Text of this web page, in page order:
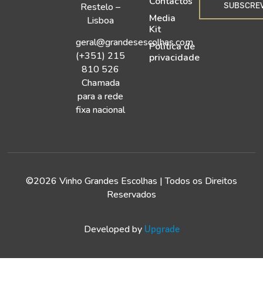
Restelo –
Lisboa
geral@grandesescolhas.com
(+351) 215
810 526
Chamada
para a rede
fixa nacional
Media
Kit
Política de
privacidade
©2026 Vinho Grandes Escolhas | Todos os Direitos
Reservados
Developed by Upgrade